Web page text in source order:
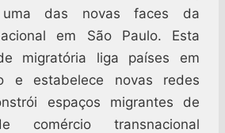
uma das novas faces da
em São Paulo. Esta
migratória liga países em
e estabelece novas redes
espaços migrantes de
transnacional